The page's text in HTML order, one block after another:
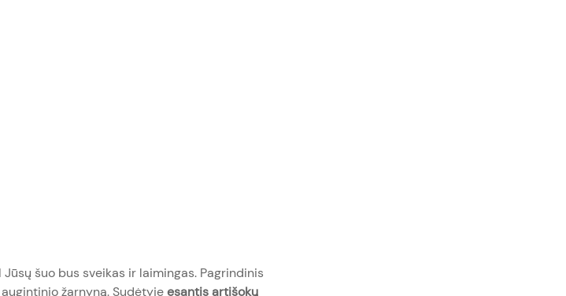
šuo bus sveikas ir laimingas. Pagrindinis
žarnyną. Sudėtyjeesantis artišokų